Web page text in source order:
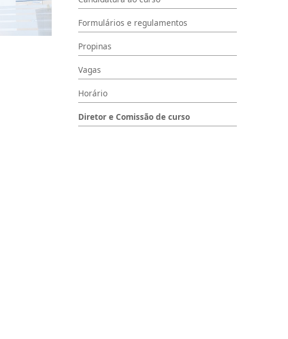
Formulários e regulamentos
Propinas
Vagas
Horário
Diretor e Comissão de curso